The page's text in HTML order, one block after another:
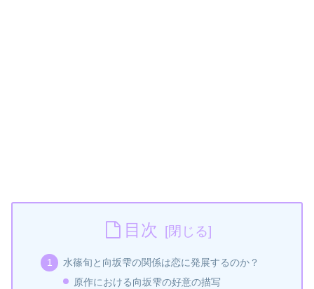
目次
水篠旬と向坂雫の関係は恋に発展するのか？
原作における向坂雫の好意の描写